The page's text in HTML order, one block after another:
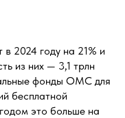
2024 году на 21% и
из них — 3,1 трлн
фонды ОМС для
бесплатной
это больше на